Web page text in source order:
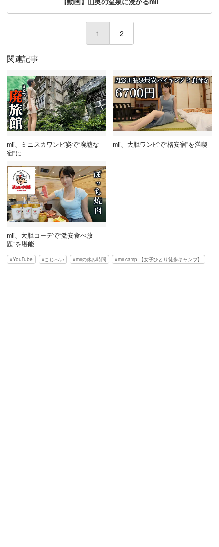
1 (current)
2
関連記事
mii、ミニスカワンピ姿で“廃墟な
宿”に
mii、大胆ワンピで“格安宿”を満喫
mii、大胆コーデで“激安食べ放
題”を堪能
YouTube こじへい miiの休み時間 mii camp 【女子ひとり徒歩キャンプ】